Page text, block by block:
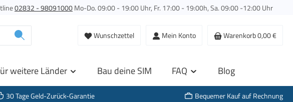
02832 - 98091000Mo-Do. 09:00 - 19:00 Uhr, Fr. 17:00 - 19:00h, Sa. 09:00 -12:00 Uhr
Wunschzettel Mein Konto Warenkorb0,00 €
weitere Länder Bau deine SIM FAQ Blog
30 Tage Geld-Zurück-Garantie Bequemer Kauf auf Rechnung